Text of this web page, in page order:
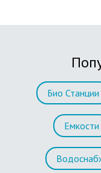
Био Станции
Емкости